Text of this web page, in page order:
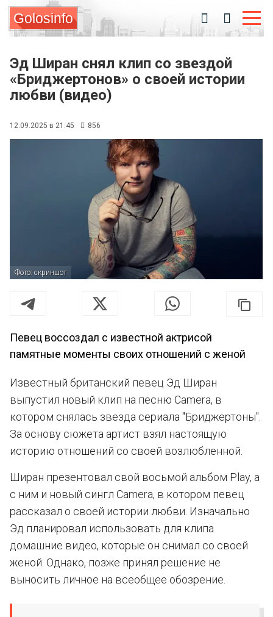
Golosinfo
Эд Ширан снял клип со звездой
«Бриджертонов» о своей истории
любви (видео)
12.09.2025 в 21:45 856
Фото: скриншот
Певец воссоздал с известной актрисой
памятные моменты своих отношений с женой
Известный британский певец Эд Ширан
выпустил новый клип на песню Camera, в
котором снялась звезда сериала "Бриджертоны".
За основу сюжета артист взял настоящую
историю отношений со своей возлюбленной.
Ширан презентовал свой восьмой альбом Play, а
с ним и новый сингл Camera, в котором певец
рассказал о своей истории любви. Изначально
Эд планировал использовать для клипа
домашние видео, которые он снимал со своей
женой. Однако, позже принял решение не
выносить личное на всеобщее обозрение.